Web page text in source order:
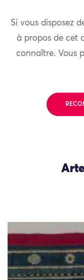
Si vous disposez
à propos de cet
connaître. Vous